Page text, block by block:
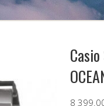
8